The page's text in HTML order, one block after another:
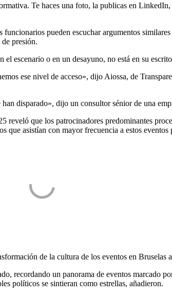
Te haces una foto, la publicas en
pueden escuchar argumentos
presión.
escenario o en un desayuno, no está en su
ese nivel de acceso», dijo Aiossa, de
disparado», dijo un consultor sénior de una
que los patrocinadores predominantes
asistían con mayor frecuencia a estos eventos
de la cultura de los eventos en Bruselas
recordando un panorama de eventos marcado
políticos se sintieran como estrellas, añadieron.